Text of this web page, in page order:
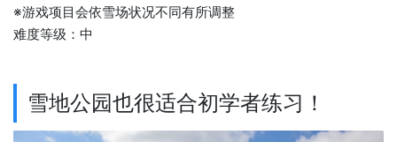
※游戏项目会依雪场状况不同有所调整
难度等级：中
雪地公园也很适合初学者练习！